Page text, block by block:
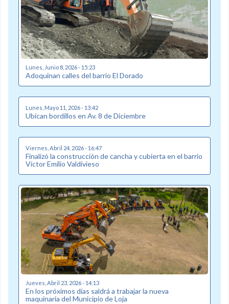
Lunes, Junio 8, 2026 - 15:23
Adoquinan calles del barrio El Dorado
Lunes, Mayo 11, 2026 - 13:42
Ubican bordillos en Av. 8 de Diciembre
Viernes, Abril 24, 2026 - 16:47
Finalizó la construcción de cancha y cubierta en el barrio
Víctor Emilio Valdivieso
Jueves, Abril 23, 2026 - 14:13
En los próximos días saldrá a trabajar la nueva
maquinaria del Municipio de Loja